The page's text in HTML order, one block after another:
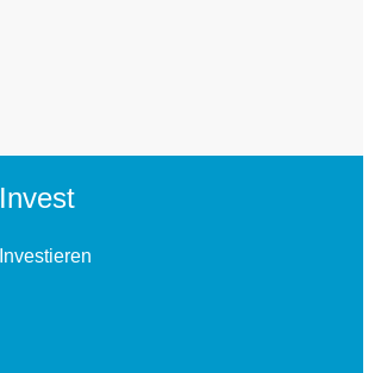
Invest
Investieren